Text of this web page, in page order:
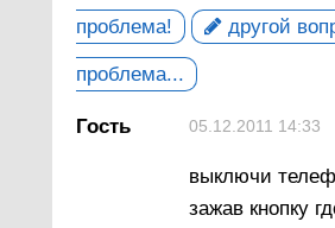
проблема! другой
проблема...
Гость 05.12.2011 14:33
выключи
зажав кнопку